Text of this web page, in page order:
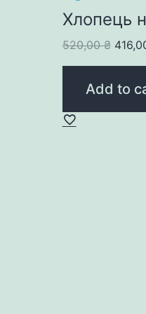
Хлопець
520,00₴
price
was:
Add to